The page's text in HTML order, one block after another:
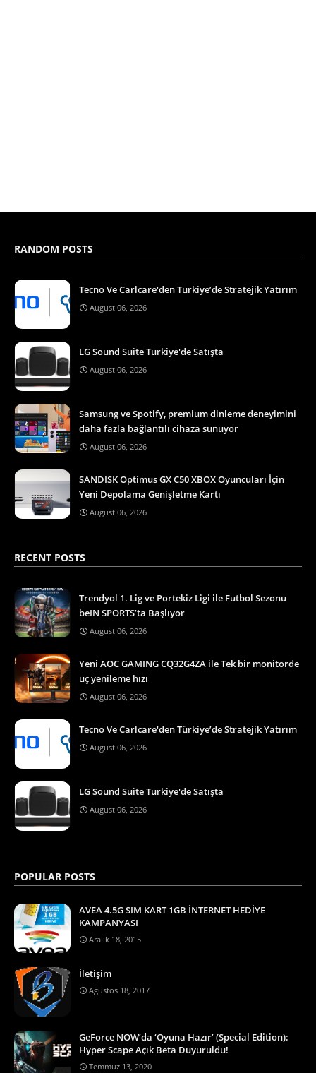
RANDOM POSTS
Tecno Ve Carlcare'den Türkiye’de Stratejik Yatırım
August 06, 2026
LG Sound Suite Türkiye'de Satışta
August 06, 2026
Samsung ve Spotify, premium dinleme deneyimini
daha fazla bağlantılı cihaza sunuyor
August 06, 2026
SANDISK Optimus GX C50 XBOX Oyuncuları İçin
Yeni Depolama Genişletme Kartı
August 06, 2026
RECENT POSTS
Trendyol 1. Lig ve Portekiz Ligi ile Futbol Sezonu
beIN SPORTS’ta Başlıyor
August 06, 2026
Yeni AOC GAMING CQ32G4ZA ile Tek bir monitörde
üç yenileme hızı
August 06, 2026
Tecno Ve Carlcare'den Türkiye’de Stratejik Yatırım
August 06, 2026
LG Sound Suite Türkiye'de Satışta
August 06, 2026
POPULAR POSTS
AVEA 4.5G SIM KART 1GB İNTERNET HEDİYE
KAMPANYASI
Aralık 18, 2015
İletişim
Ağustos 18, 2017
GeForce NOW’da ‘Oyuna Hazır’ (Special Edition):
Hyper Scape Açık Beta Duyuruldu!
Temmuz 13, 2020